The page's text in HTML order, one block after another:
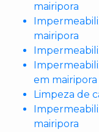
mairipora
mairipora
em mairipora
Limpeza de
mairipora